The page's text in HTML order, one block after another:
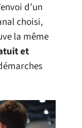
d’un
choisi,
la même
et